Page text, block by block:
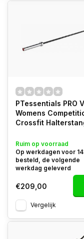
PTessentials PRO
Womens
Crossfit
Ruim op voorraad
Op werkdagen voor
besteld, de volgende
werkdag geleverd
€209,00
Vergelijk